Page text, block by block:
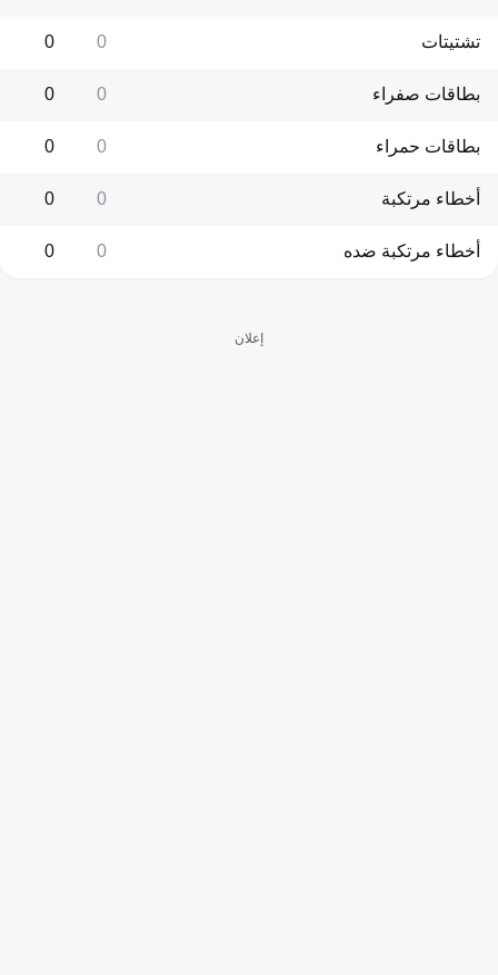
تشتيتات 0
0
بطاقات صفراء 0
0
بطاقات حمراء 0
0
أخطاء مرتكبة 0
0
أخطاء مرتكبة ضده 0
0
إعلان